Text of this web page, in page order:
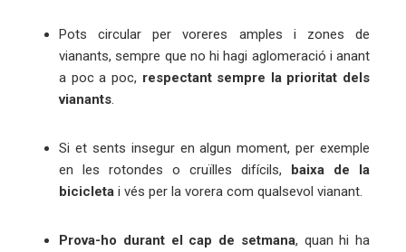
Pots circular per voreres amples i zones de
vianants, sempre que no hi hagi aglomeració i anant
a poc a poc, respectant sempre la prioritat dels
vianants.
Si et sents insegur en algun moment, per exemple
en les rotondes o cruïlles difícils, baixa de la
bicicleta i vés per la vorera com qualsevol vianant.
Prova-ho durant el cap de setmana, quan hi ha